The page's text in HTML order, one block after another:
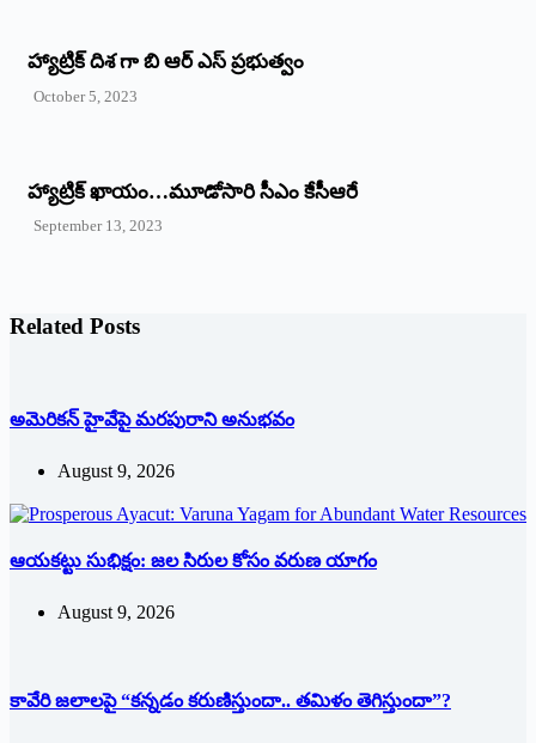
హ్యాట్రిక్ దిశ గా బి ఆర్ ఎస్ ప్రభుత్వం
October 5, 2023
హ్యాట్రిక్‌ ‌ఖాయం…మూడోసారి సీఎం కేసీఆరే
September 13, 2023
Related Posts
అమెరికన్ హైవేపై మ‌ర‌పురాని అనుభ‌వం
August 9, 2026
ఆయకట్టు సుభిక్షం: జల సిరుల కోసం వరుణ యాగం
August 9, 2026
కావేరి జలాలపై “కన్నడం కరుణిస్తుందా.. తమిళం తెగిస్తుందా”?